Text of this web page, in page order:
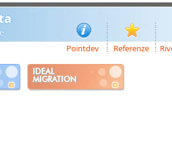
Pointdev Referenze
IDEAL
MIGRATION